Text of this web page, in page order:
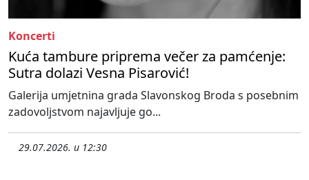
Koncerti
Kuća tambure priprema večer za pamćenje:
Sutra dolazi Vesna Pisarović!
Galerija umjetnina grada Slavonskog Broda s posebnim
zadovoljstvom najavljuje go...
29.07.2026. u 12:30